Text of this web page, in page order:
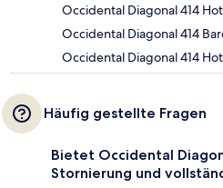
Occidental Diagonal 414
Occidental Diagonal 414
Occidental Diagonal 414
Häufig gestellte Fragen
Bietet Occidental
Stornierung und